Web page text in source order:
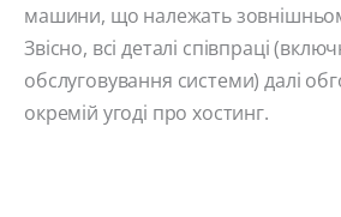
машини, що належать
Звісно, ​​всі деталі співпраці
обслуговування системи) далі
окремій угоді про хостинг.